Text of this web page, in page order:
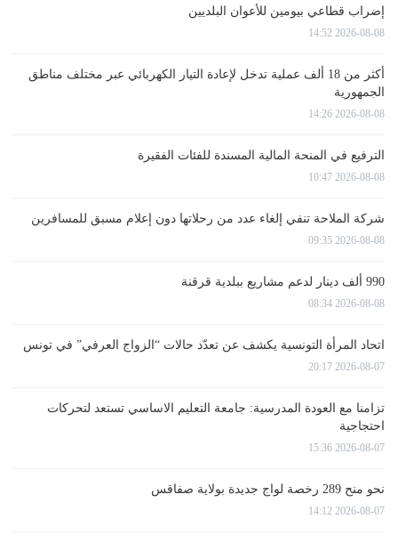
إضراب قطاعي بيومين للأعوان البلديين
2026-08-08 14:52
أكثر من 18 ألف عملية تدخل لإعادة التيار الكهربائي عبر مختلف مناطق
الجمهورية
2026-08-08 14:26
الترفيع في المنحة المالية المسندة للفئات الفقيرة
2026-08-08 10:47
شركة الملاحة تنفي إلغاء عدد من رحلاتها دون إعلام مسبق للمسافرين
2026-08-08 09:35
990 ألف دينار لدعم مشاريع ببلدية قرقنة
2026-08-08 08:34
اتحاد المرأة التونسية يكشف عن تعدّد حالات “الزواج العرفي” في تونس
2026-08-07 20:17
تزامنا مع العودة المدرسية: جامعة التعليم الاساسي تستعد لتحركات
احتجاجية
2026-08-07 15:36
نحو منح 289 رخصة لواج جديدة بولاية صفاقس
2026-08-07 14:12